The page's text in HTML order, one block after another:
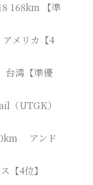
168km 【準
メリカ【4
湾【準優
（UTGK）
アンド
4位】